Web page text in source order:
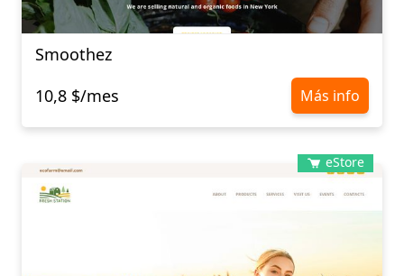
Smoothez
10,8 $/mes
Más info
eStore